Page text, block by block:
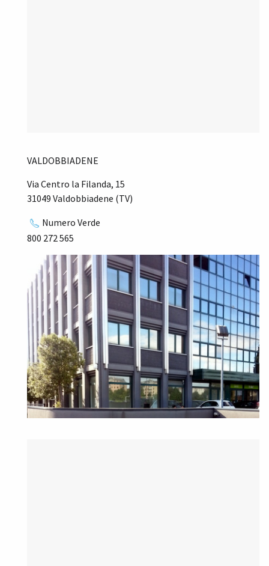
VALDOBBIADENE
Via Centro la Filanda, 15
31049 Valdobbiadene (TV)
Numero Verde
800 272 565